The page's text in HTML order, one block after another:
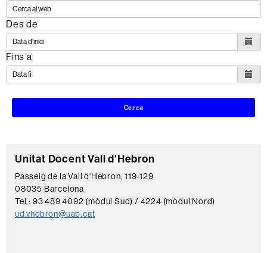
Des de
Fins a
Cerca
C
o
n
t
Unitat Docent Vall d'Hebron
Passeig de la Vall d'Hebron, 119-129
08035 Barcelona
Tel.: 93 489 4092 (mòdul Sud) / 4224 (mòdul Nord)
ud.vhebron@uab.cat